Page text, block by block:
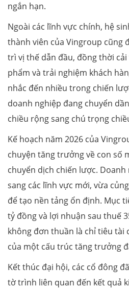
ngắn hạn.
Ngoài các lĩnh vực chính, hệ
thành viên của Vingroup cũng
trì vị thế dẫn đầu, đồng thời
phẩm và trải nghiệm khách
nhắc đến nhiều trong chiến
doanh nghiệp đang chuyển
chiều rộng sang chú trọng
Kế hoạch năm 2026 của
chuyện tăng trưởng về con số
chuyển dịch chiến lược.
sang các lĩnh vực mới, vừa
để tạo nền tảng ổn định. Mục
tỷ đồng và lợi nhuận sau thuế
không đơn thuần là chỉ tiêu tài
của một cấu trúc tăng trưởng
Kết thúc đại hội, các cổ đông
tờ trình liên quan đến kết quả